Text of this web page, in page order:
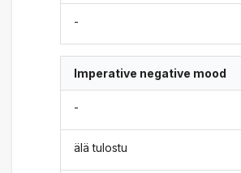
-
Imperative negative mood
-
älä tulostu